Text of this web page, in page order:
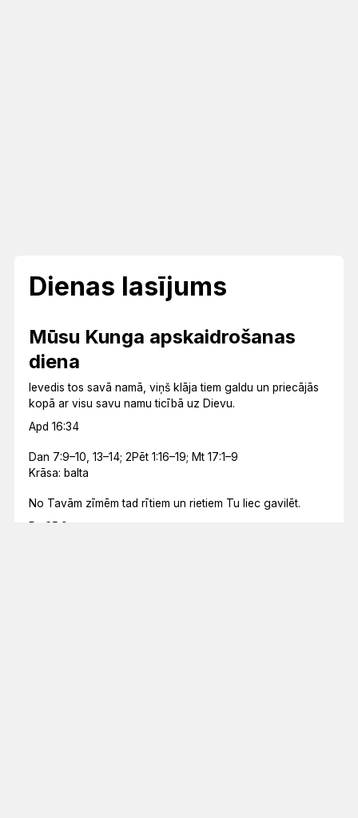
Dienas lasījums
Mūsu Kunga apskaidrošanas
diena
Ievedis tos savā namā, viņš klāja tiem galdu un priecājās
kopā ar visu savu namu ticībā uz Dievu.
Apd 16:34
Dan 7:9–10, 13–14; 2Pēt 1:16–19; Mt 17:1–9
Krāsa: balta
No Tavām zīmēm tad rītiem un rietiem Tu liec gavilēt.
Ps 65:9